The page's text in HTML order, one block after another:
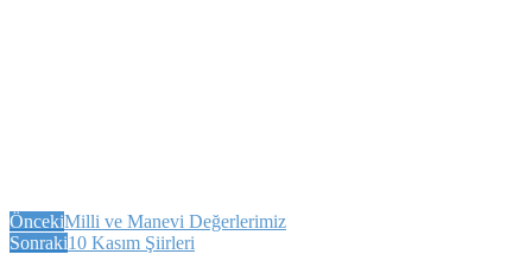
ÖncekiMilli ve Manevi Değerlerimiz
Sonraki10 Kasım Şiirleri